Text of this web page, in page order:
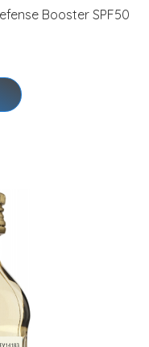
Booster SPF50